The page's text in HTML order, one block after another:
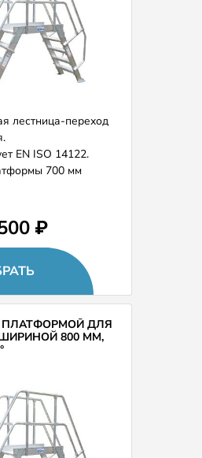
лестница-переход
EN ISO 14122.
700 мм
600 мм.
₽
ПЛАТФОРМОЙ ДЛЯ
800 ММ,